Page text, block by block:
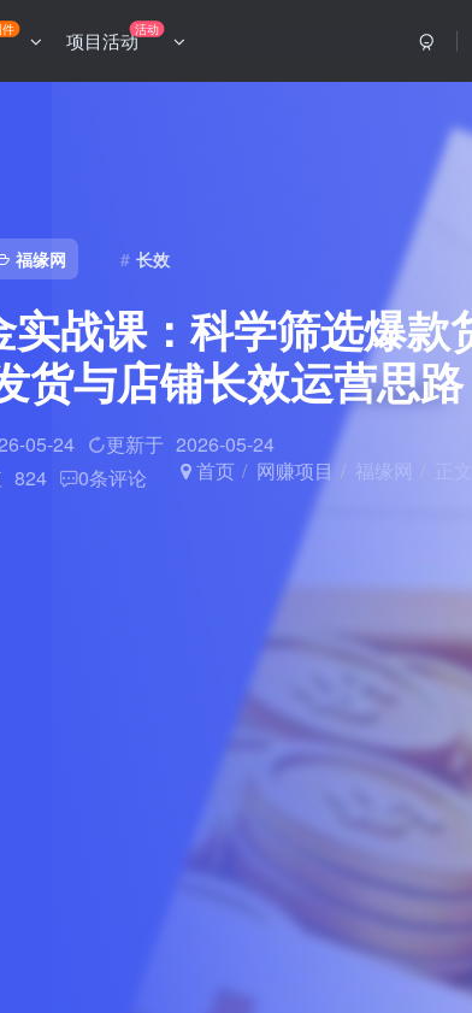
福缘网 长效
战课：科学筛选爆款
货与店铺长效运营思路
05-24 更新于 2026-05-24
824 0条评论 首页 网赚项目 福缘网
项目活动活动